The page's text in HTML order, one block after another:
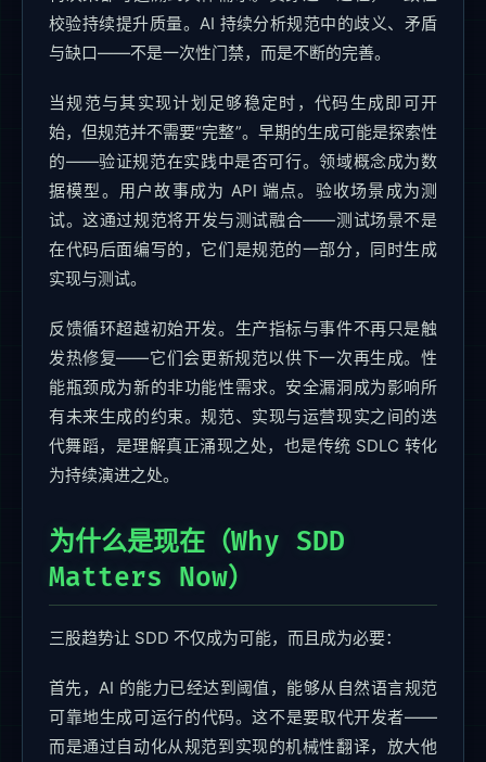
校验持续提升质量。AI 持续分析规范中的歧义、矛盾
与缺口——不是一次性门禁，而是不断的完善。
当规范与其实现计划足够稳定时，代码生成即可开
始，但规范并不需要“完整”。早期的生成可能是探索性
的——验证规范在实践中是否可行。领域概念成为数
据模型。用户故事成为 API 端点。验收场景成为测
试。这通过规范将开发与测试融合——测试场景不是
在代码后面编写的，它们是规范的一部分，同时生成
实现与测试。
反馈循环超越初始开发。生产指标与事件不再只是触
发热修复——它们会更新规范以供下一次再生成。性
能瓶颈成为新的非功能性需求。安全漏洞成为影响所
有未来生成的约束。规范、实现与运营现实之间的迭
代舞蹈，是理解真正涌现之处，也是传统 SDLC 转化
为持续演进之处。
为什么是现在（Why SDD
Matters Now）
三股趋势让 SDD 不仅成为可能，而且成为必要：
首先，AI 的能力已经达到阈值，能够从自然语言规范
可靠地生成可运行的代码。这不是要取代开发者——
而是通过自动化从规范到实现的机械性翻译，放大他